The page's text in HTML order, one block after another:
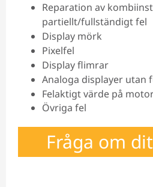
Reparation av
partiellt/fullständigt fel
Display mörk
Pixelfel
Display flimrar
Analoga displayer utan
Felaktigt värde på
Övriga fel
Fråga om